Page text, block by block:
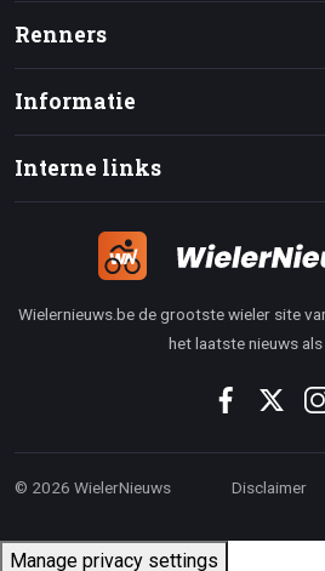
Renners
Informatie
Interne links
Wielernieuws.be de grootste wieler site
het laatste nieuws
© 2026 WielerNieuws Disclaimer
Manage privacy settings